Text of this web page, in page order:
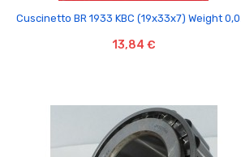

Cuscinetto BR 1933 KBC (19x33x7) Weight
13,84 €